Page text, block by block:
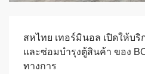
สหไทย เทอร์มินอล เปิดให้บ
และซ่อมบำรุงตู้สินค้า ของ
ทางการ